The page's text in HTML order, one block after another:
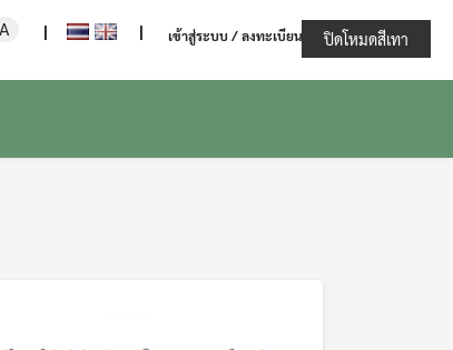
เกษตรและสหกรณ์
A Increase
| | เข้าสู่ระบบ / ลงทะเบียน ปิดโหมดสีเทา